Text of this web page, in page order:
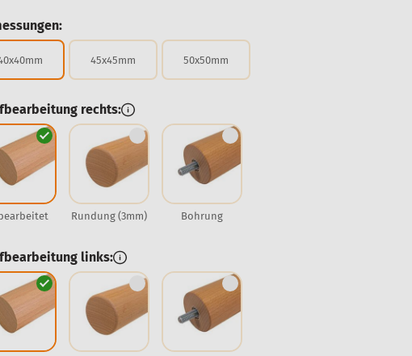
45x45mm 50x50mm
rechts:
Rundung (3mm) Bohrung
links: